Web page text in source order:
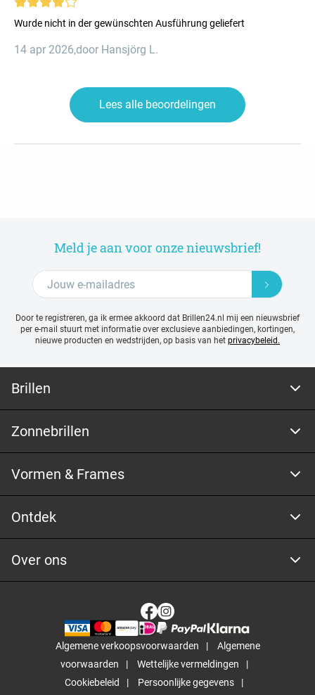
Wurde nicht in der gewünschten Ausführung geliefert
14 apr 2026,door Hansjörg L.
Lees alle beoordelingen
Meld je aan voor onze nieuwsbrief!
Door te registreren, ga ik ermee akkoord dat Brillen24.nl mij een nieuwsbrief
per e-mail stuurt met informatie over exclusieve aanbiedingen, kortingen,
nieuwe producten en wedstrijden, op basis van het privacybeleid.
Brillen
Zonnebrillen
Vormen & Frames
Ontdek
Over ons
Algemene verkoopsvoorwaarden
Algemene
voorwaarden
Wettelijke vermeldingen
Cookiebeleid
Persoonlijke gegevens